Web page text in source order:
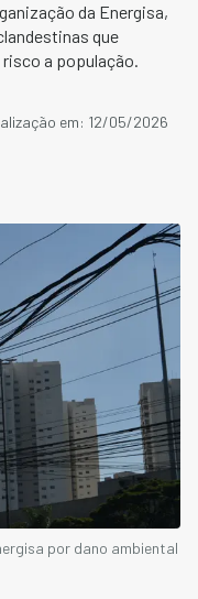
da Energisa,
que
a população.
em: 12/05/2026
por dano ambiental